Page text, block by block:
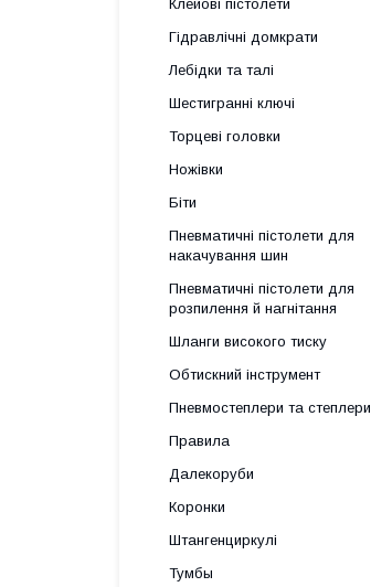
Клейові пістолети
Гідравлічні домкрати
Лебідки та талі
Шестигранні ключі
Торцеві головки
Ножівки
Біти
Пневматичні пістолети для
накачування шин
Пневматичні пістолети для
розпилення й нагнітання
Шланги високого тиску
Обтискний інструмент
Пневмостеплери та степлери
Правила
Далекоруби
Коронки
Штангенциркулі
Тумбы